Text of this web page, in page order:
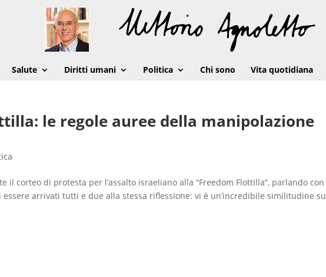
Salute Diritti umani Politica Chi sono Vita quotidiana
le regole auree della manipolazione
il corteo di protesta per l’assalto israeliano alla “Freedom Flottilla”, parlando con
arrivati tutti e due alla stessa riflessione: vi è un’incredibile similitudine su